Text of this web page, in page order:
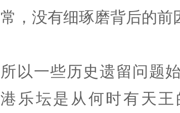
常，没有细琢磨背后的前
所以一些历史遗留问题
港乐坛是从何时有天